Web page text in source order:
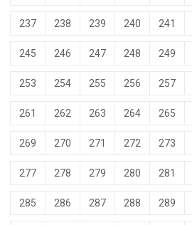
237 238 239 240 241
245 246 247 248 249
253 254 255 256 257
261 262 263 264 265
269 270 271 272 273
277 278 279 280 281
285 286 287 288 289